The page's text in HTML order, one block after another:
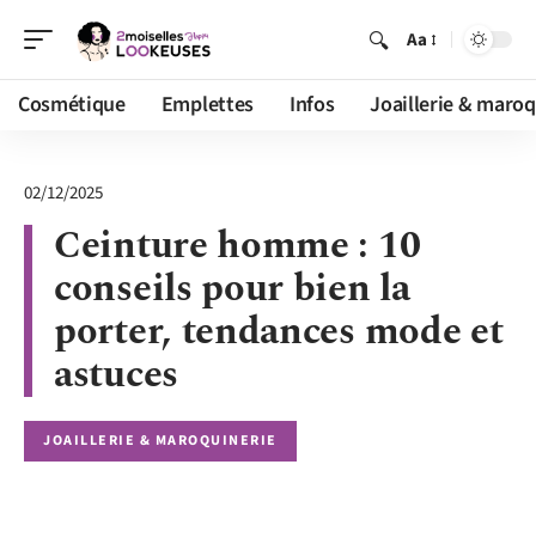
Aa
Cosmétique Emplettes Infos Joaillerie &
02/12/2025
Ceinture homme : 10
conseils pour bien la
porter, tendances mode et
astuces
JOAILLERIE & MAROQUINERIE